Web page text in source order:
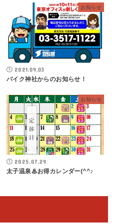
お知らせ
2021.09.03
バイク神社からのお知らせ！
お知らせ
2025.07.29
太子温泉♨お得カレンダー(^^♪